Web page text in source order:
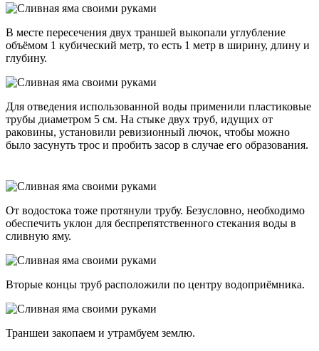
В месте пересечения двух траншей выкопали углубление
объёмом 1 кубический метр, то есть 1 метр в ширину, длину и
глубину.
Для отведения использованной воды применили пластиковые
трубы диаметром 5 см. На стыке двух труб, идущих от
раковины, установили ревизионный лючок, чтобы можно
было засунуть трос и пробить засор в случае его образования.
От водостока тоже протянули трубу. Безусловно, необходимо
обеспечить уклон для беспрепятственного стекания воды в
сливную яму.
Вторые концы труб расположили по центру водоприёмника.
Траншеи закопаем и утрамбуем землю.